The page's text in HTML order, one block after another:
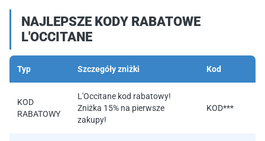
NAJLEPSZE KODY RABATOWE
L'OCCITANE
Typ Szczegóły zniżki Kod
KOD
RABATOWY
L'Occitane kod rabatowy!
Zniżka 15% na pierwsze
zakupy!
KOD***